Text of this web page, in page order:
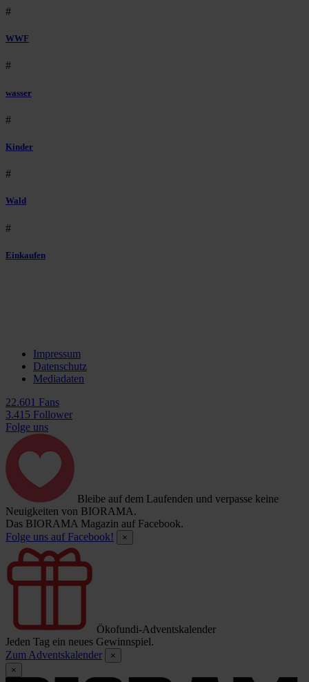
#
WWF
#
wasser
#
Kinder
#
Wald
#
Einkaufen
Impressum
Datenschutz
Mediadaten
22.601 Fans
3.415 Follower
Folge uns
Bleibe auf dem Laufenden und verpasse keine
Neuigkeiten von BIORAMA.
Das BIORAMA Magazin auf Facebook.
Folge uns auf Facebook!
×
Ökofundi-Adventskalender
Jeden Tag ein neues Gewinnspiel.
Zum Adventskalender
×
×